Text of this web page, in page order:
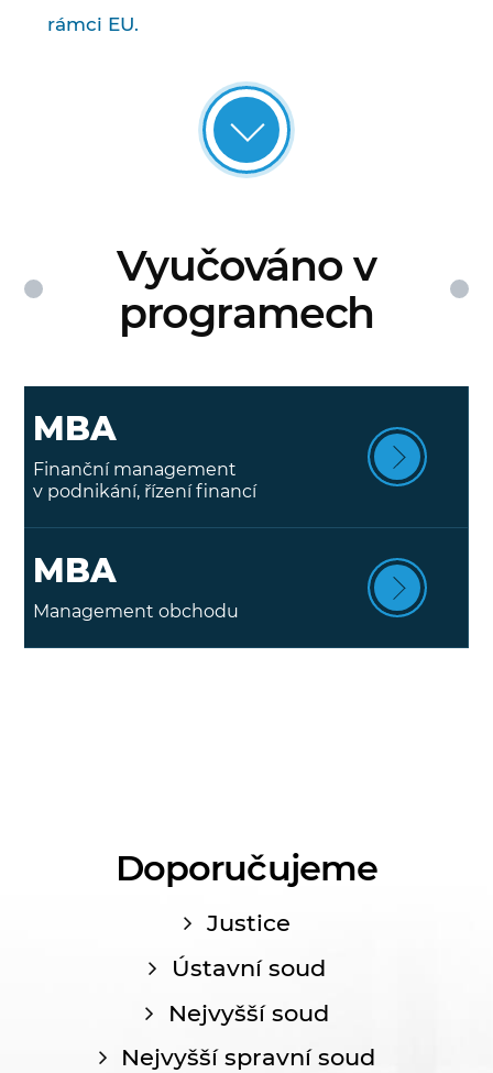
rámci EU.
Vyučováno v
programech
MBA
Finanční management
v podnikání, řízení financí
MBA
Management obchodu
Doporučujeme
Justice
Ústavní soud
Nejvyšší soud
Nejvyšší spravní soud